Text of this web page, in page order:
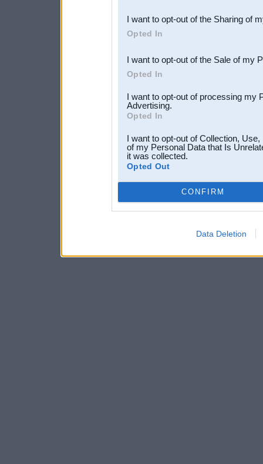
Downstream Participants
third parties.
I want to opt-out of the Sharing of
Opted In
I want to opt-out of the Sale of my
Opted In
I want to opt-out of processing my
Advertising.
Opted In
I want to opt-out of Collection,
of my Personal Data that Is
it was collected.
Opted Out
CONFIRM
Data Deletion